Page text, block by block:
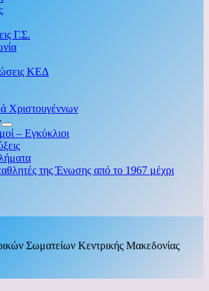
Γ.Σ.
ΚΕΔ
Χριστουγέννων
– Εγκύκλιοι
της Ένωσης από το 1967 μέχρι
Σωματείων Κεντρικής Μακεδονίας